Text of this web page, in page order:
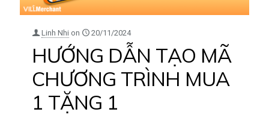
Linh Nhi on 20/11/2024
HƯỚNG DẪN TẠO MÃ
CHƯƠNG TRÌNH MUA
1 TẶNG 1